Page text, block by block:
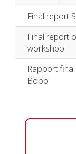
Final report
Final report
workshop
Rapport
Bobo